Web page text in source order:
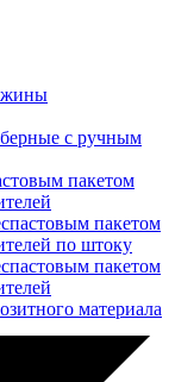
с ручным
пакетом
пакетом
по штоку
пакетом
материала